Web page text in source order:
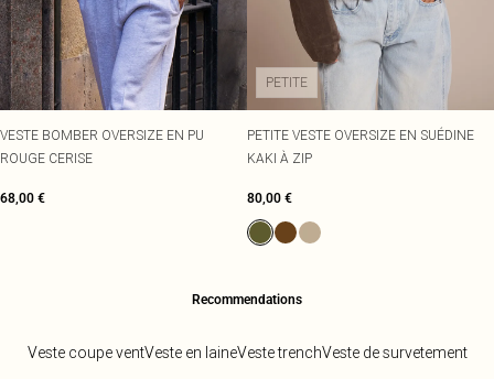
Jean et joli top
Tenues de soirée
Essentiels du quotidien
Fête de jardin
Du jour à la nuit
Invitée de mariage
Tenues pour l'aéroport
Robes vertes
Robes rouges
Robes violettes
Robes bleues
Robes roses
Robes jaunes
Accessoires cheveux
BIJOUX
Bijoux
Bijoux dorés
Bijoux argentés
Boucles d'oreilles
Bracelets
VESTE BOMBER OVERSIZE EN PU
ROUGE CERISE
68,00 €
PETITE
PETITE VESTE OVERSIZE EN SUÉDINE
KAKI À ZIP
80,00 €
Recommendations
Veste coupe ventVeste en laineVeste trenchVeste de survetement